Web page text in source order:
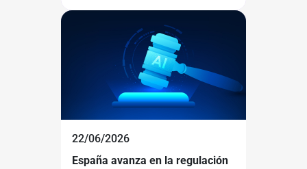
22/06/2026
España avanza en la regulación